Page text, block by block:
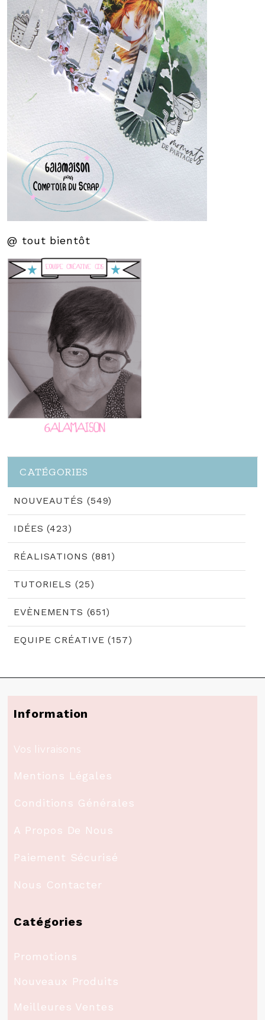
@ tout bientôt
CATÉGORIES
NOUVEAUTÉS (549)
IDÉES (423)
RÉALISATIONS (881)
TUTORIELS (25)
EVÈNEMENTS (651)
EQUIPE CRÉATIVE (157)
Information
Vos livraisons
Mentions Légales
Conditions Générales
A Propos De Nous
Paiement Sécurisé
Nous Contacter
Catégories
Promotions
Nouveaux Produits
Meilleures Ventes